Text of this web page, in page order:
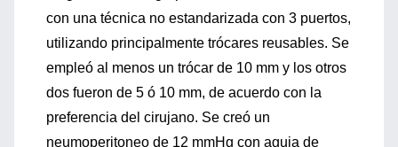
con una técnica no estandarizada con 3 puertos,
utilizando principalmente trócares reusables. Se
empleó al menos un trócar de 10 mm y los otros
dos fueron de 5 ó 10 mm, de acuerdo con la
preferencia del cirujano. Se creó un
neumoperitoneo de 12 mmHg con aguja de